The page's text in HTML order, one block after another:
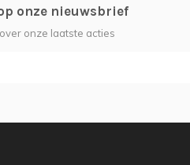
onze nieuwsbrief
onze laatste acties